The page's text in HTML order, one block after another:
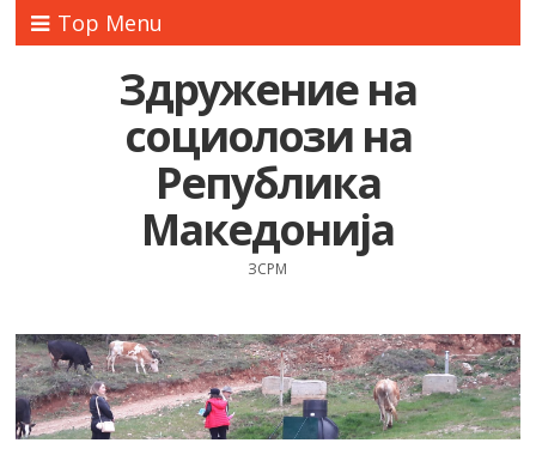
Top Menu
Здружение на
социолози на
Република
Македонија
ЗСРМ